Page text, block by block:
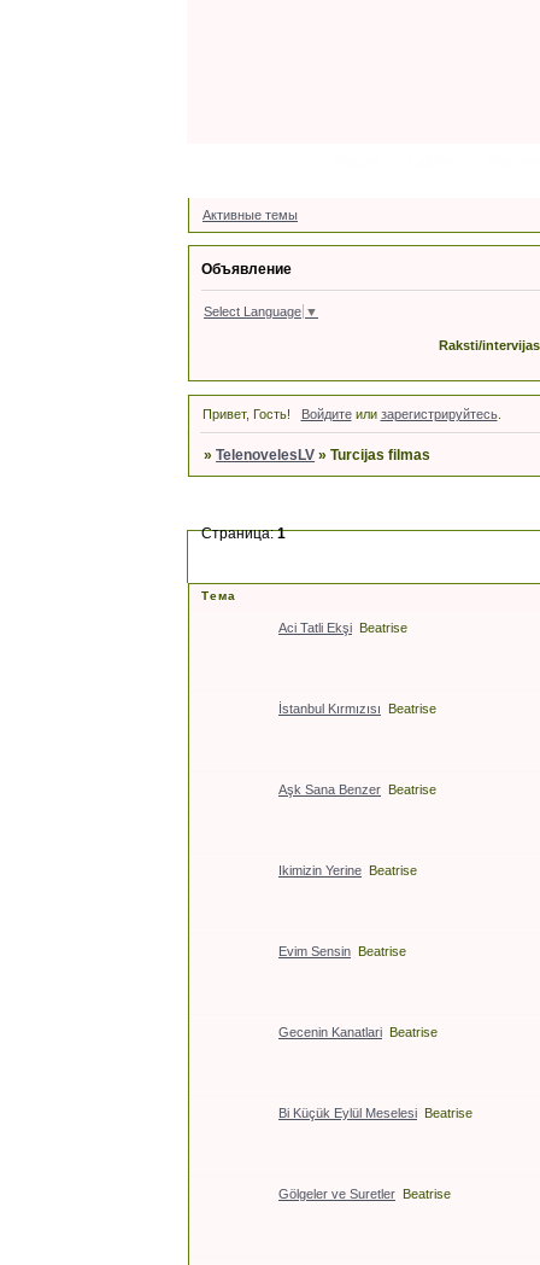
Активные темы
Объявление
Select Language ▼
Raksti/
Привет, Гость! Войдитеили зарегистрируйтесь.
»TelenovelesLV »Turcijas filmas
Страница:1
Тема
Aci Tatli Ekşi Beatrise
İstanbul Kırmızısı Beatrise
Aşk Sana Benzer Beatrise
Ikimizin Yerine Beatrise
Evim Sensin Beatrise
Gecenin Kanatlari Beatrise
Bi Küçük Eylül Meselesi Beatrise
Gölgeler ve Suretler Beatrise